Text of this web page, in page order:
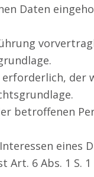
Daten
der
betroffenen
eines
6 Abs. 1 S. 1